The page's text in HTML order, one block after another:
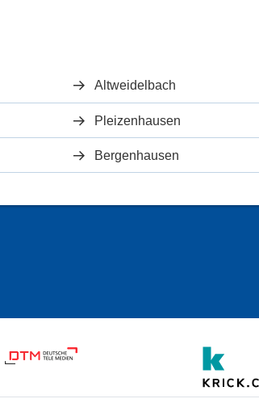
Altweidelbach
Pleizenhausen
Bergenhausen